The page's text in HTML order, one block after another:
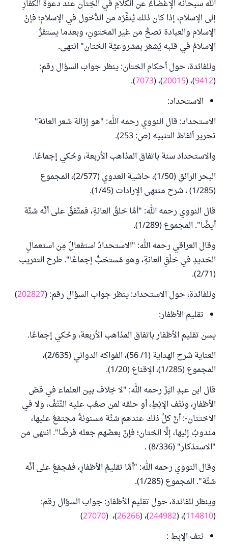
الله سبحانه الإغضاءُ عن الكلامِ في الخِتان عند دعوة الكفَّارِ
إلى الإسلام، إذا كان ذلك يُنفِّرُه من الدُّخول في الإسلام؛ فإنَّ
الإسلام والعبادة تصحُّ من غير المختونِ، وبعدما يستقرُّ
الإسلامُ في قلبه يُشعَر بمشروعيَّة الختان" انتهى.
وللفائدة، حول أحكام الختان: ينظر جواب السؤال رقم:
(
9412)، (20015)، (7073
).
الاستحداد:
الاستحداد: قال النووي رحمه الله: "هو إزالة شعر العانة"
تحرير ألفاظ التنبيه (ص: 253).
والاستحداد سنة باتفاق المذاهب الأربعة، وحُكي إجماعُا.
البحر الرائق (1/50)، حاشية العدوي (2/577)، المجموع
(1/285) ، شرح منتهى الإرادات (1/45).
قال النووي رحمه الله: "أمَّا حَلقُ العانةِ، فمتَّفقٌ على أنَّه سُنَّة
أيضًا". المجموع (1/289).
وقال العراقي رحمه الله: "الاستحدادُ استفعالٌ مِن استعمالِ
الحَديدِ في حَلْقِ العانةِ، وهو مُستحَبٌّ إجماعًا". طرح التثريب
(2/71).
وللفائدة، حول الاستحداد: ينظر جواب السؤال رقم: (202827
)
تقليم الأظفار:
يسن تقليم الأظفار باتفاق المذاهب الأربعة، وحُكي إجماعًا.
العناية شرح الهداية (1/ 56)، الفواكه الدواني (2/635)،
المجموع (1/285)، الإقناع (1/20).
قال ابن عبدِ البَرِّ رحمه الله: "لا خِلاف بين العلماء في قصّ
الأظفارِ، ونتْف الإبْطِ، أو حلقه لمن صعُب عليه النَّتْفُ، ولا في
الاختتان-: أنَّ كلَّ ذلك عندهم سُنَّة مسنونةٌ مجتمَعٌ عليها،
مندوبٌ إليها، إلَّا الختان؛ فإنَّ بعضَهم جعله فرضًا". انتهى من
"الاستذكار" (8/336) .
وقال النووي رحمه الله: "أمَّا تقليمُ الأظفارِ، فمُجمَعٌ على أنَّه
سُنَّة". المجموع (1/285).
وينظر للفائدة، حول تقليم الأظفار: جواب السؤال رقم:
(
114810)، (244982)، (26266)، (27070
)
نتف الإبط :